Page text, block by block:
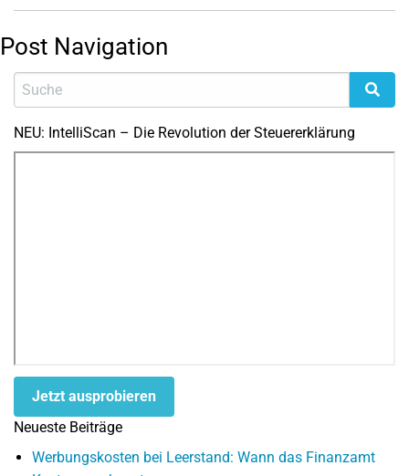
Post Navigation
NEU: IntelliScan – Die Revolution der Steuererklärung
Jetzt ausprobieren
Neueste Beiträge
Werbungskosten bei Leerstand: Wann das Finanzamt